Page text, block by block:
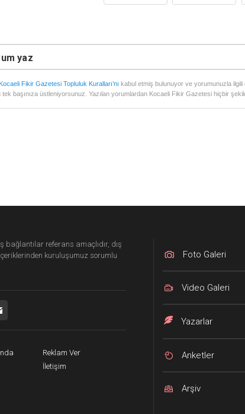
Kocaeli Fikir Gazetesi Topluluk Kuralları’nı kabul etmiş bulunuyor ve yorumunuzla ilgili
başınıza üstleniyorsunuz. Yazılan yorumlardan Kocaeli Fikir Gazetesi hiçbir
bağlantılar referans amaçlıdır, dış
kuruluşumuz sorumlu
Reklam Ver
İletişim
Foto Galeri
Video Galeri
Yazarlar
Anketler
Arşiv